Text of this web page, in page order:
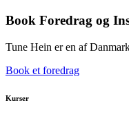
Book Foredrag og
Tune Hein er en af
Book et foredrag
Kurser